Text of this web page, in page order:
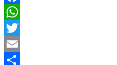
Facebook
WhatsApp
Twitter
Email